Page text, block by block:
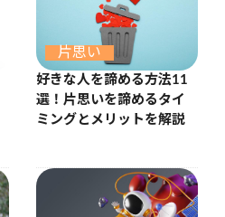
片思い
好きな人を諦める方法11
選！片思いを諦めるタイ
ミングとメリットを解説